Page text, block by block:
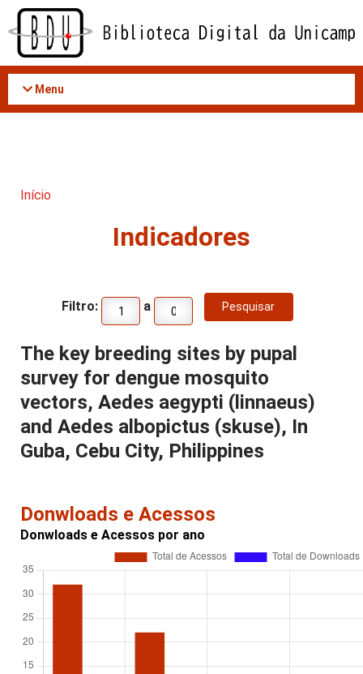
Acessar
conteúdo
Menu
Início
Indicadores
Filtro: a
The key breeding sites by pupal
survey for dengue mosquito
vectors, Aedes aegypti (linnaeus)
and Aedes albopictus (skuse), In
Guba, Cebu City, Philippines
Donwloads e Acessos
Donwloads e Acessos por ano